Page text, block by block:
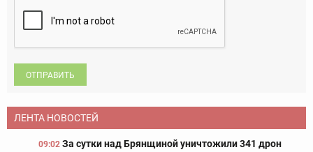
ОТПРАВИТЬ
ЛЕНТА НОВОСТЕЙ
09:02 За сутки над Брянщиной уничтожили 341 дрон